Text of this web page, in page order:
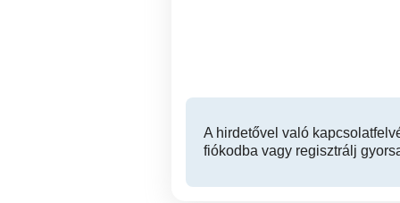
A hirdetővel való
fiókodba vagy regisztrálj